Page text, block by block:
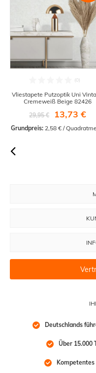
Vliestapete Putzoptik Uni
Cremeweiß Beige 82426
29,95 €
13,73 €
Grundpreis: 2,58 € /
Deutschlands
Über 15.000